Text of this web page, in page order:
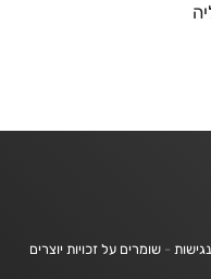
- שומרים על זכויות יוצרים